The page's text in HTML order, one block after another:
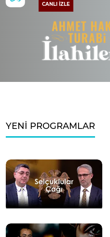
CANLI İZLE
YENİ PROGRAMLAR